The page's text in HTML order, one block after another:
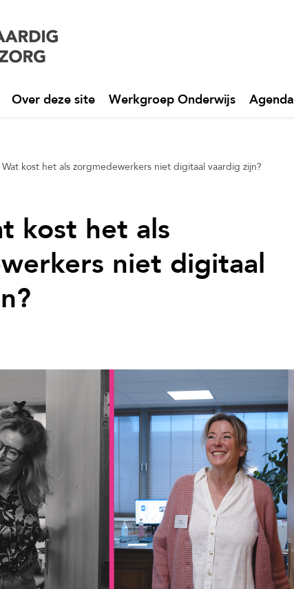
Over deze site Werkgroep Onderwijs Agenda
kost het als zorgmedewerkers niet digitaal vaardig zijn?
kost het als
niet digitaal